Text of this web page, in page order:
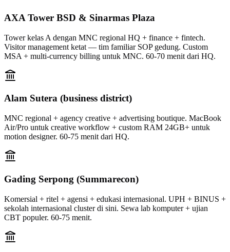
AXA Tower BSD & Sinarmas Plaza
Tower kelas A dengan MNC regional HQ + finance + fintech.
Visitor management ketat — tim familiar SOP gedung. Custom
MSA + multi-currency billing untuk MNC. 60-70 menit dari HQ.
Alam Sutera (business district)
MNC regional + agency creative + advertising boutique. MacBook
Air/Pro untuk creative workflow + custom RAM 24GB+ untuk
motion designer. 60-75 menit dari HQ.
Gading Serpong (Summarecon)
Komersial + ritel + agensi + edukasi internasional. UPH + BINUS +
sekolah internasional cluster di sini. Sewa lab komputer + ujian
CBT populer. 60-75 menit.